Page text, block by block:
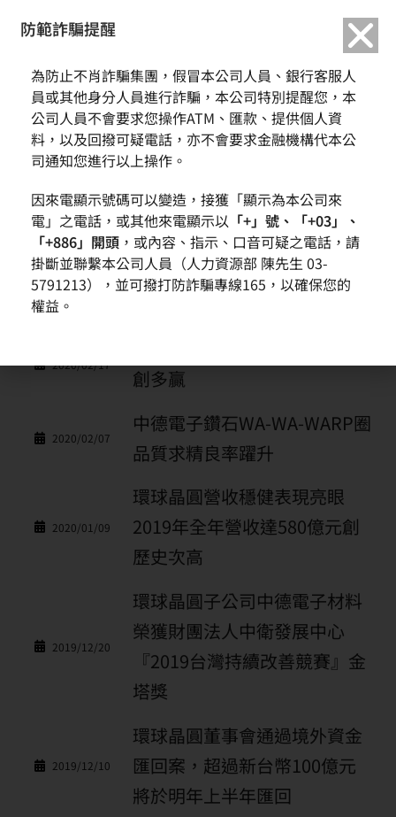
新聞訊息
首頁 新聞與活動 新聞訊息
日期 主題
2020/02/25
環球晶圓與
GLOBALFOUNDRIES簽署MOU
2020/02/17
創多贏
2020/02/07
中德電子鑽石WA-WA-WARP圈
品質求精良率躍升
2020/01/09
環球晶圓營收穩健表現亮眼
2019年全年營收達580億元創
歷史次高
2019/12/20
環球晶圓子公司中德電子材料
榮獲財團法人中衛發展中心
『2019台灣持續改善競賽』金
塔獎
2019/12/10
環球晶圓董事會通過境外資金
匯回案，超過新台幣100億元
將於明年上半年匯回
防範詐騙提醒
為防止不肖詐騙集團，假冒本公司人員、銀行客服人
員或其他身分人員進行詐騙，本公司特別提醒您，本
公司人員不會要求您操作ATM、匯款、提供個人資
料，以及回撥可疑電話，亦不會要求金融機構代本公
司通知您進行以上操作。
因來電顯示號碼可以變造，接獲「顯示為本公司來
電」之電話，或其他來電顯示以 「+」號、「+03」、
「+886」開頭 ，或內容、指示、口音可疑之電話，請
掛斷並聯繫本公司人員（人力資源部 陳先生 03-
5791213），並可撥打防詐騙專線165，以確保您的
權益。